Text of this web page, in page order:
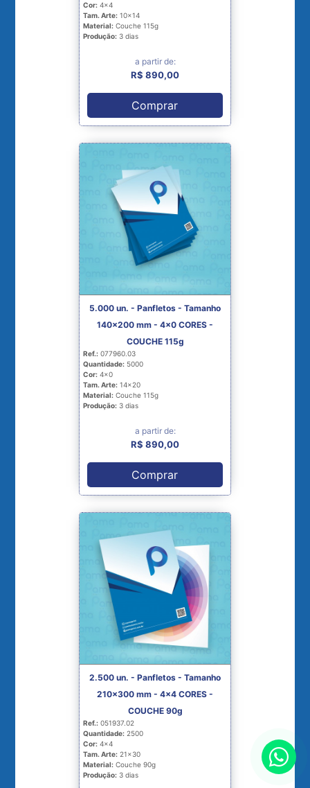
Cor: 4x4
Tam. Arte: 10x14
Material: Couche 115g
Produção: 3 dias
a partir de:
R$ 890,00
Comprar
5.000 un. - Panfletos - Tamanho
140x200 mm - 4x0 CORES -
COUCHE 115g
Ref.: 077960.03
Quantidade: 5000
Cor: 4x0
Tam. Arte: 14x20
Material: Couche 115g
Produção: 3 dias
a partir de:
R$ 890,00
Comprar
2.500 un. - Panfletos - Tamanho
210x300 mm - 4x4 CORES -
COUCHE 90g
Ref.: 051937.02
Quantidade: 2500
Cor: 4x4
Tam. Arte: 21x30
Material: Couche 90g
Produção: 3 dias